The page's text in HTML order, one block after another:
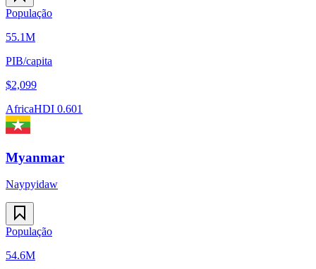
População
55.1M
PIB/capita
$2,099
AfricaHDI 0.601
Myanmar
Naypyidaw
População
54.6M